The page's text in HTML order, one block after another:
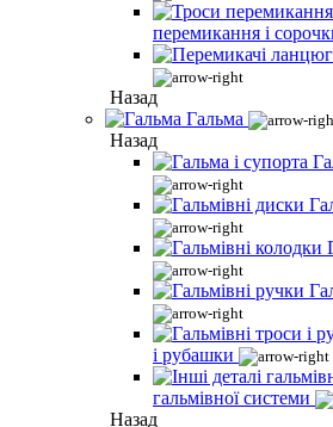
перемикання і
Назад
Гальма
Назад
і рубашки
гальмівної системи
Назад